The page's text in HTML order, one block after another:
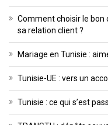
Comment choisir le bon
sa relation client ?
Mariage en Tunisie :
Tunisie-UE : vers un
Tunisie : ce qui s’est